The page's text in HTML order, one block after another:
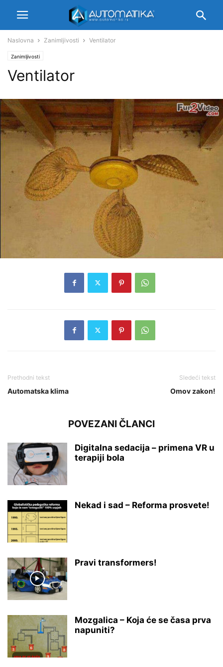
Naslovna Zanimljivosti Ventilator
Zanimljivosti
Ventilator
Prethodni tekst
Automatska klima
Sledeći tekst
Omov zakon!
POVEZANI ČLANCI
Digitalna sedacija – primena VR u
terapiji bola
Nekad i sad – Reforma prosvete!
Pravi transformers!
Mozgalica – Koja će se časa prva
napuniti?